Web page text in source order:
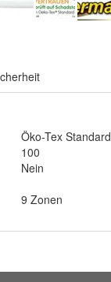
Öko-Tex Standard
100
Nein
9 Zonen